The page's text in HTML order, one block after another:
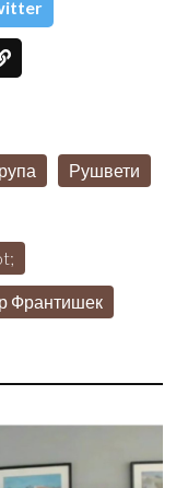
Рушвети
Франтишек